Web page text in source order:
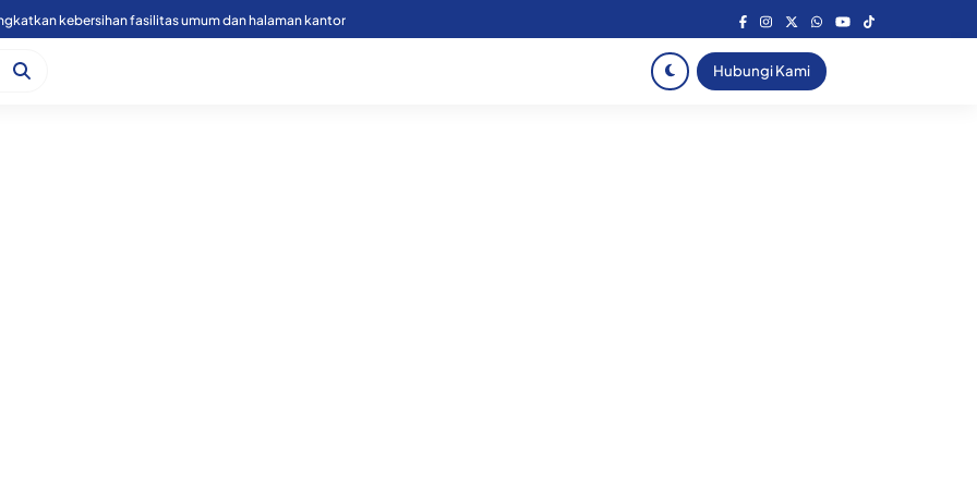
Rutan Labuhan deli gelar cek kesehatan gratis dan donor darah
Hubungi Kami